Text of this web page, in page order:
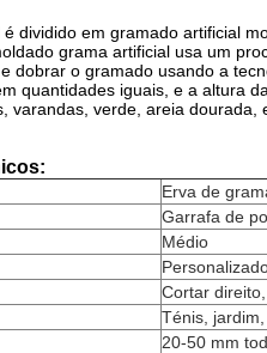
dividido em gramado artificial
grama artificial usa um
dobrar o gramado usando a
quantidades iguais, e a altura
varandas, verde, areia dourada,
Erva de
Garrafa de
Médio
Cortar
Ténis,
20-50 mm